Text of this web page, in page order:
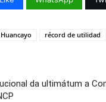
récord de utilidad
da ultimátum a